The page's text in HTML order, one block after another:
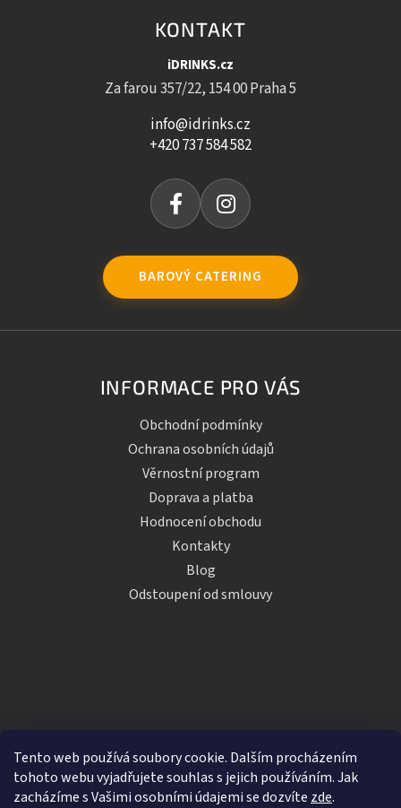
Tento web používá soubory cookie. Dalším procházením
tohoto webu vyjadřujete souhlas s jejich používáním. Jak
zacházíme s Vašimi osobními údajemi se dozvíte zde.
KONTAKT
iDRINKS.cz
Za farou 357/22, 154 00 Praha 5
info@idrinks.cz
+420 737 584 582
BAROVÝ CATERING
INFORMACE PRO VÁS
Obchodní podmínky
Ochrana osobních údajů
Věrnostní program
Doprava a platba
Hodnocení obchodu
Kontakty
Blog
Odstoupení od smlouvy
Vytvořil Shoptet